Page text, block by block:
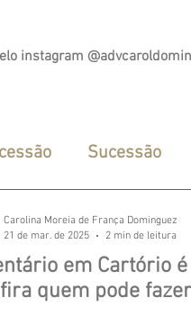
instagram
Sucessão
em Cartório
quem pode
Carolina Moreia de França Dominguez
21 de mar. de 2025
2 min de leitura